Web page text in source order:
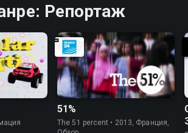
Репортаж
51%
The 51 percent • 2013, Франция,